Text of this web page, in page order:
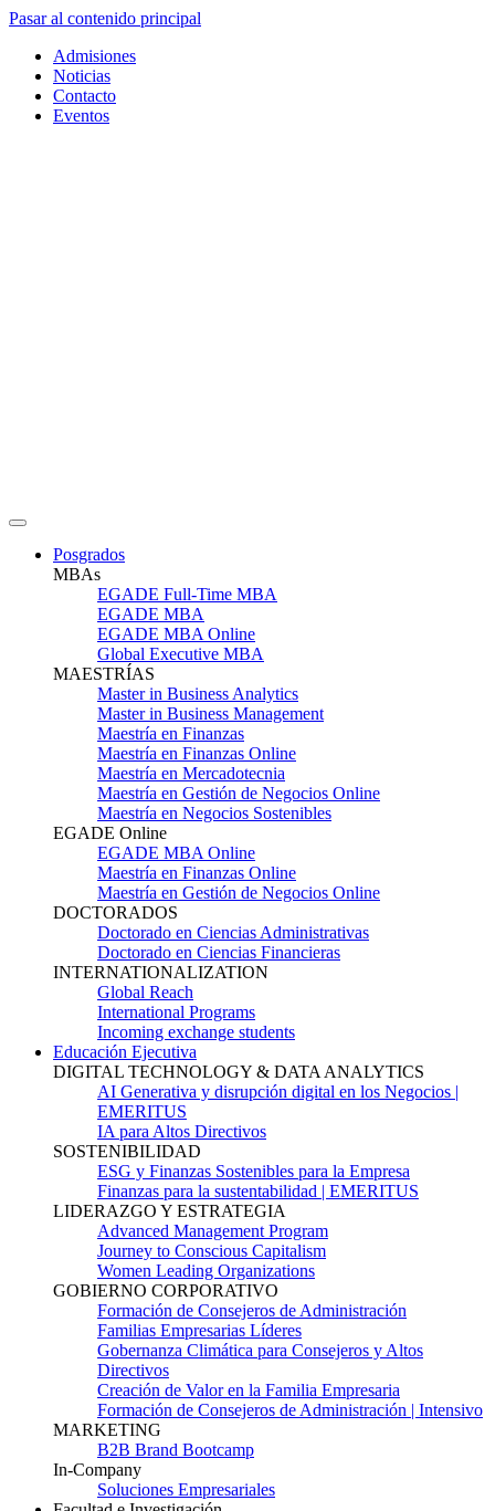
Pasar al contenido principal
Admisiones
Noticias
Contacto
Eventos
Posgrados
MBAs
EGADE Full-Time MBA
EGADE MBA
EGADE MBA Online
Global Executive MBA
MAESTRÍAS
Master in Business Analytics
Master in Business Management
Maestría en Finanzas
Maestría en Finanzas Online
Maestría en Mercadotecnia
Maestría en Gestión de Negocios Online
Maestría en Negocios Sostenibles
EGADE Online
EGADE MBA Online
Maestría en Finanzas Online
Maestría en Gestión de Negocios Online
DOCTORADOS
Doctorado en Ciencias Administrativas
Doctorado en Ciencias Financieras
INTERNATIONALIZATION
Global Reach
International Programs
Incoming exchange students
Educación Ejecutiva
DIGITAL TECHNOLOGY & DATA ANALYTICS
AI Generativa y disrupción digital en los Negocios |
EMERITUS
IA para Altos Directivos
SOSTENIBILIDAD
ESG y Finanzas Sostenibles para la Empresa
Finanzas para la sustentabilidad | EMERITUS
LIDERAZGO Y ESTRATEGIA
Advanced Management Program
Journey to Conscious Capitalism
Women Leading Organizations
GOBIERNO CORPORATIVO
Formación de Consejeros de Administración
Familias Empresarias Líderes
Gobernanza Climática para Consejeros y Altos
Directivos
Creación de Valor en la Familia Empresaria
Formación de Consejeros de Administración | Intensivo
MARKETING
B2B Brand Bootcamp
In-Company
Soluciones Empresariales